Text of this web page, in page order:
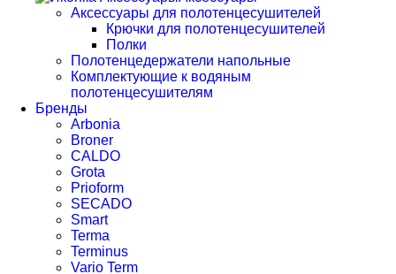
Аксессуары для полотенцесушителей
Крючки для полотенцесушителей
Полки
Полотенцедержатели напольные
Комплектующие к водяным
полотенцесушителям
Бренды
Arbonia
Broner
CALDO
Grota
Prioform
SECADO
Smart
Terma
Terminus
Vario Term